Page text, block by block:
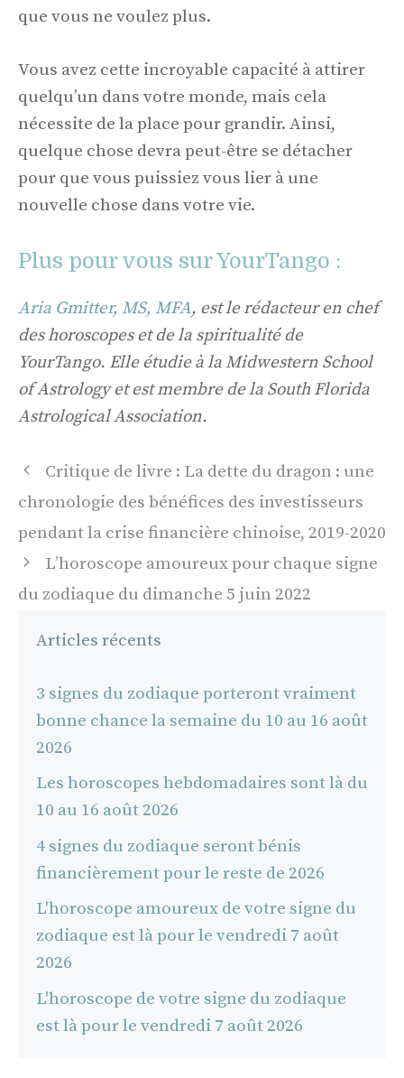
que vous ne voulez plus.
Vous avez cette incroyable capacité à attirer
quelqu’un dans votre monde, mais cela
nécessite de la place pour grandir. Ainsi,
quelque chose devra peut-être se détacher
pour que vous puissiez vous lier à une
nouvelle chose dans votre vie.
Plus pour vous sur YourTango :
Aria Gmitter, MS, MFA, est le rédacteur en chef
des horoscopes et de la spiritualité de
YourTango. Elle étudie à la Midwestern School
of Astrology et est membre de la South Florida
Astrological Association.
Navigation
des
Critique de livre : La dette du dragon : une
chronologie des bénéfices des investisseurs
pendant la crise financière chinoise, 2019-2020
L’horoscope amoureux pour chaque signe
du zodiaque du dimanche 5 juin 2022
Articles récents
3 signes du zodiaque porteront vraiment
bonne chance la semaine du 10 au 16 août
2026
Les horoscopes hebdomadaires sont là du
10 au 16 août 2026
4 signes du zodiaque seront bénis
financièrement pour le reste de 2026
L'horoscope amoureux de votre signe du
zodiaque est là pour le vendredi 7 août
2026
L'horoscope de votre signe du zodiaque
est là pour le vendredi 7 août 2026